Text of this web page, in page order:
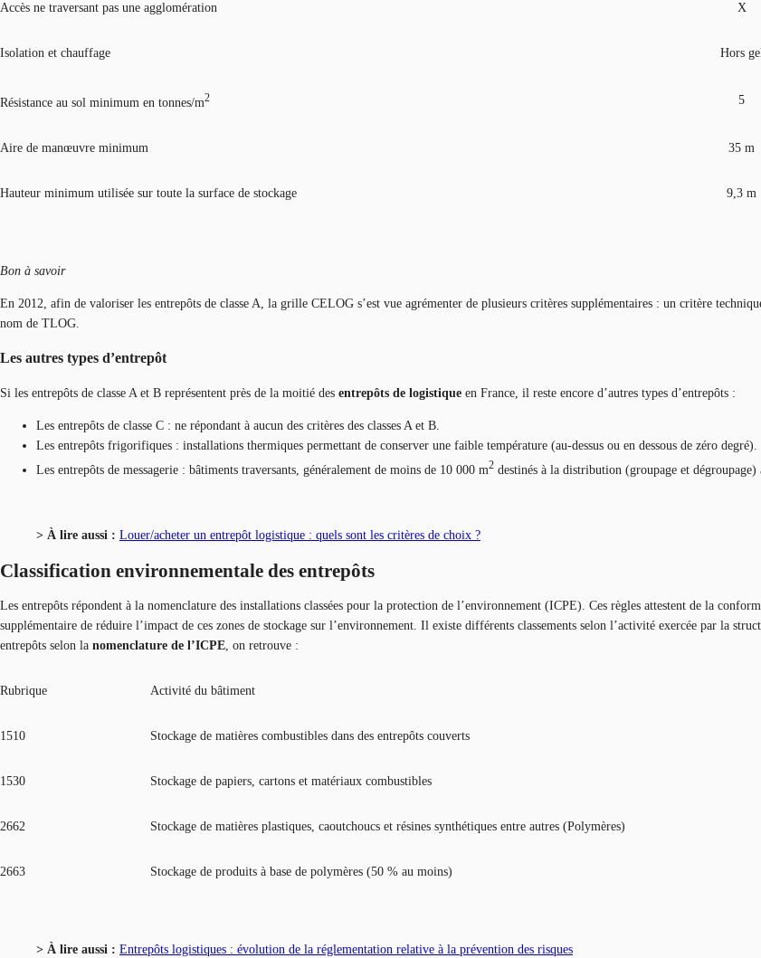
Accès ne traversant pas une agglomération X
Isolation et chauffage Hors
Résistance au sol minimum en tonnes/m2 5
Aire de manœuvre minimum 35 m
Hauteur minimum utilisée sur toute la surface de stockage 9,3 m
Bon à savoir
En 2012, afin de valoriser les entrepôts de classe A, la grille CELOG s’est vue agrémenter de plusieurs critères supplémentaires : un critère
nom de TLOG.
Les autres types d’entrepôt
Si les entrepôts de classe A et B représentent près de la moitié des entrepôts de logistique en France, il reste encore d’autres types d’entrepôts :
Les entrepôts de classe C : ne répondant à aucun des critères des classes A et B.
Les entrepôts frigorifiques : installations thermiques permettant de conserver une faible température (au-dessus ou en dessous de zéro degré).
Les entrepôts de messagerie : bâtiments traversants, généralement de moins de 10 000 m2 destinés à la distribution (groupage et
> À lire aussi : Louer/acheter un entrepôt logistique : quels sont les critères de choix ?
Classification environnementale des entrepôts
Les entrepôts répondent à la nomenclature des installations classées pour la protection de l’environnement (ICPE). Ces règles attestent de la
supplémentaire de réduire l’impact de ces zones de stockage sur l’environnement. Il existe différents classements selon l’activité exercée par la
entrepôts selon la nomenclature de l’ICPE, on retrouve :
Rubrique Activité du bâtiment
1510 Stockage de matières combustibles dans des entrepôts couverts
1530 Stockage de papiers, cartons et matériaux combustibles
2662 Stockage de matières plastiques, caoutchoucs et résines synthétiques entre autres (Polymères)
2663 Stockage de produits à base de polymères (50 % au moins)
> À lire aussi : Entrepôts logistiques : évolution de la réglementation relative à la prévention des risques